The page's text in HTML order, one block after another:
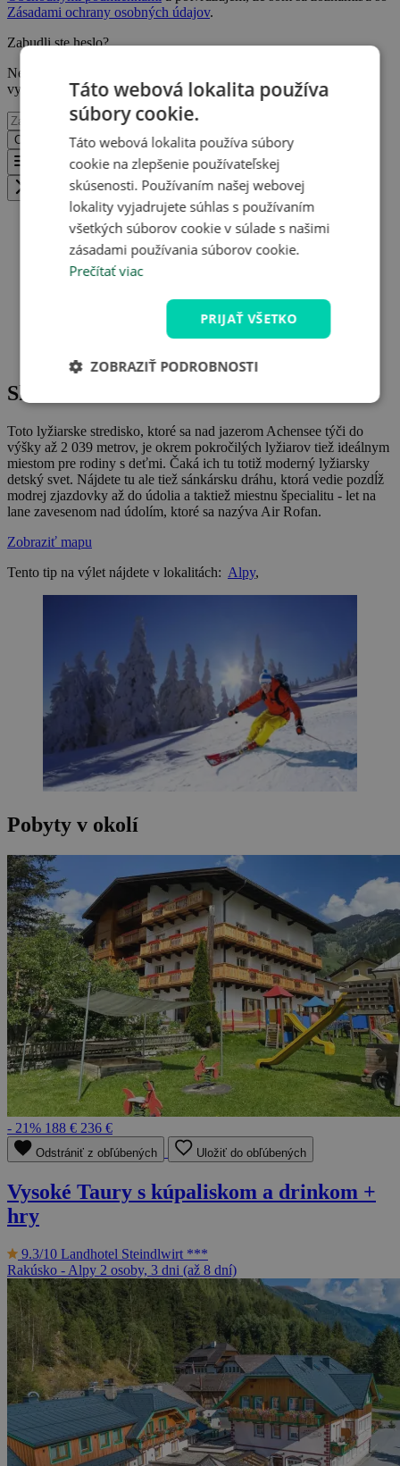
Zásadami ochrany osobných údajov.
Zabudli ste heslo?
Nevadí! Stačí zadať váš e-mail a my vám pošleme odkaz, kde si
vytvoríte nové.
Odoslať
Back
Zavřít menu
Travelpedia
Ski areál Maurach - Rofan
Ski areál Maurach - Rofan
Toto lyžiarske stredisko, ktoré sa nad jazerom Achensee týči do
výšky až 2 039 metrov, je okrem pokročilých lyžiarov tiež ideálnym
miestom pre rodiny s deťmi. Čaká ich tu totiž moderný lyžiarsky
detský svet. Nájdete tu ale tiež sánkársku dráhu, ktorá vedie pozdĺž
modrej zjazdovky až do údolia a taktiež miestnu špecialitu - let na
lane zavesenom nad údolím, ktoré sa nazýva Air Rofan.
Zobraziť mapu
Tento tip na výlet nájdete v lokalitách: Alpy,
Pobyty v okolí
- 21% 188 € 236 €
Odstrániť z obľúbených Uložiť do obľúbených
Vysoké Taury s kúpaliskom a drinkom +
hry
9.3/10 Landhotel Steindlwirt ***
Rakúsko - Alpy 2 osoby, 3 dni (až 8 dní)
Táto webová lokalita používa
súbory cookie.
Táto webová lokalita používa súbory
cookie na zlepšenie používateľskej
skúsenosti. Používaním našej webovej
lokality vyjadrujete súhlas s používaním
všetkých súborov cookie v súlade s našimi
zásadami používania súborov cookie.
Prečítať viac
PRIJAŤ VŠETKO
ZOBRAZIŤ PODROBNOSTI